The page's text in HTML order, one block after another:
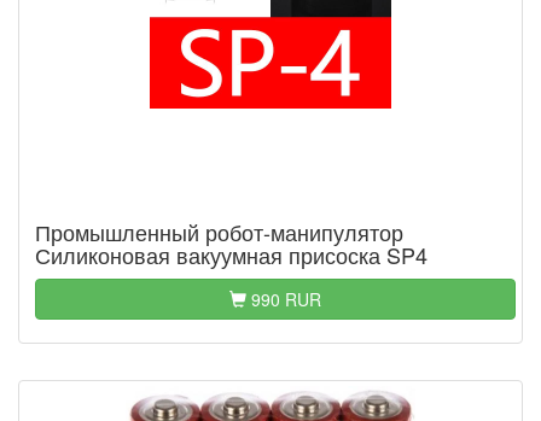
Промышленный робот-манипулятор
Силиконовая вакуумная присоска SP4
990 RUR